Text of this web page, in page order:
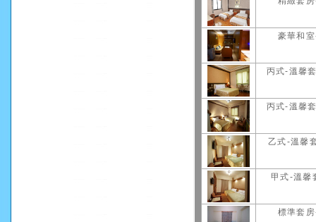
豪華和
丙式-溫馨
丙式-溫馨
乙式-溫馨
甲式-溫馨
標準套